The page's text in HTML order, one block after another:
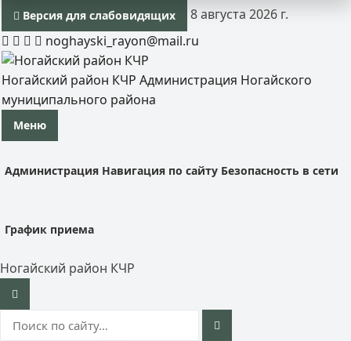
Версия для слабовидящих
8 августа 2026 г.
noghayski_rayon@mail.ru
Ногайский район КЧР Администрация Ногайского
муниципального района
Меню
Администрация Навигация по сайту Безопасность в сети
График приема
Ногайский район КЧР